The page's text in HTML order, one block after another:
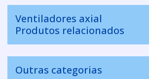
Ventiladores axial
Produtos relacionados
Outras categorias